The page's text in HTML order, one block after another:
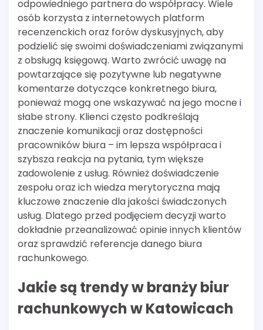
odpowiedniego partnera do współpracy. Wiele
osób korzysta z internetowych platform
recenzenckich oraz forów dyskusyjnych, aby
podzielić się swoimi doświadczeniami związanymi
z obsługą księgową. Warto zwrócić uwagę na
powtarzające się pozytywne lub negatywne
komentarze dotyczące konkretnego biura,
ponieważ mogą one wskazywać na jego mocne i
słabe strony. Klienci często podkreślają
znaczenie komunikacji oraz dostępności
pracowników biura – im lepsza współpraca i
szybsza reakcja na pytania, tym większe
zadowolenie z usług. Również doświadczenie
zespołu oraz ich wiedza merytoryczna mają
kluczowe znaczenie dla jakości świadczonych
usług. Dlatego przed podjęciem decyzji warto
dokładnie przeanalizować opinie innych klientów
oraz sprawdzić referencje danego biura
rachunkowego.
Jakie są trendy w branży biur
rachunkowych w Katowicach